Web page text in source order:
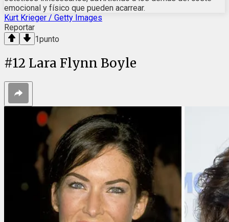
emocional y físico que pueden acarrear.
Kurt Krieger / Getty Images
Reportar
1punto
#12 Lara Flynn Boyle